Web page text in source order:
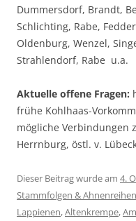
Dummersdorf, Brandt,
Schlichting, Rabe,
Oldenburg, Wenzel,
Strahlendorf, Rabe u.a.
Aktuelle offene Fragen:
frühe Kohlhaas-
mögliche Verbindungen
Herrnburg, östl. v.
Dieser Beitrag wurde am 4.
Stammfolgen & Ahnenreihen
Lappienen,Altenkrempe,